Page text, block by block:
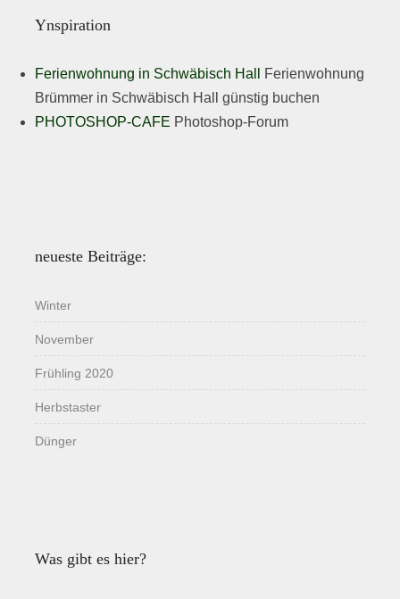
Ynspiration
Ferienwohnung in Schwäbisch Hall
Ferienwohnung
Brümmer in Schwäbisch Hall günstig buchen
PHOTOSHOP-CAFE Photoshop-Forum
neueste Beiträge:
Winter
November
Frühling 2020
Herbstaster
Dünger
Was gibt es hier?